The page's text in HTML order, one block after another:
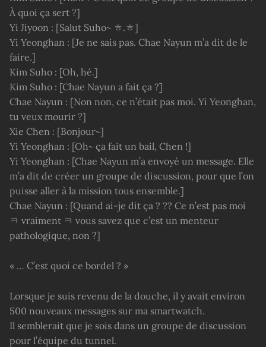
À quoi ça sert ?]
Yi Jiyoon : [Salut Suho~ ㅎ.ㅎ]
Yi Yeonghan : [Je ne sais pas. Chae Nayun m’a dit de le
faire.]
Kim Suho : [Oh, hé.]
Kim Suho : [Chae Nayun a fait ça ?]
Chae Nayun : [Non non, ce n’était pas moi. Yi Yeonghan,
tu veux mourir ?]
Xie Chen : [Bonjour~]
Yi Yeonghan : [Oh~ ça fait un bail, Chen !]
Yi Yeonghan : [Chae Nayun m’a envoyé un message. Elle
m’a dit de créer un groupe de discussion, pour que l’on
puisse aller à la mission tous ensemble.]
Chae Nayun : [Quand ai-je dit ça ? ?? Ce n’est pas moi
ㅋ vraiment ㅋ vous savez que c’est un menteur
pathologique, non ?]
« … C’est quoi ce bordel ? »
Lorsque je suis revenu de la douche, il y avait environ
500 nouveaux messages sur ma smartwatch.
Il semblerait que je sois dans un groupe de discussion
pour l’équipe du tunnel.